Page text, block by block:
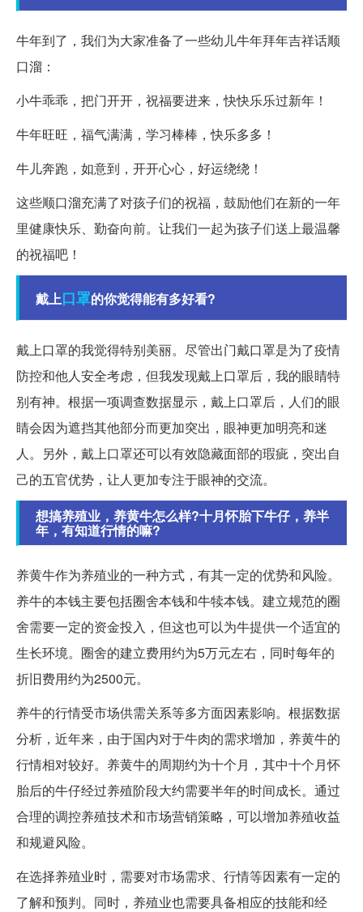
牛年到了，我们为大家准备了一些幼儿牛年拜年吉祥话顺
口溜：
小牛乖乖，把门开开，祝福要进来，快快乐乐过新年！
牛年旺旺，福气满满，学习棒棒，快乐多多！
牛儿奔跑，如意到，开开心心，好运绕绕！
这些顺口溜充满了对孩子们的祝福，鼓励他们在新的一年
里健康快乐、勤奋向前。让我们一起为孩子们送上最温馨
的祝福吧！
戴上口罩的你觉得能有多好看?
戴上口罩的我觉得特别美丽。尽管出门戴口罩是为了疫情
防控和他人安全考虑，但我发现戴上口罩后，我的眼睛特
别有神。根据一项调查数据显示，戴上口罩后，人们的眼
睛会因为遮挡其他部分而更加突出，眼神更加明亮和迷
人。另外，戴上口罩还可以有效隐藏面部的瑕疵，突出自
己的五官优势，让人更加专注于眼神的交流。
想搞养殖业，养黄牛怎么样?十月怀胎下牛仔，养半
年，有知道行情的嘛?
养黄牛作为养殖业的一种方式，有其一定的优势和风险。
养牛的本钱主要包括圈舍本钱和牛犊本钱。建立规范的圈
舍需要一定的资金投入，但这也可以为牛提供一个适宜的
生长环境。圈舍的建立费用约为5万元左右，同时每年的
折旧费用约为2500元。
养牛的行情受市场供需关系等多方面因素影响。根据数据
分析，近年来，由于国内对于牛肉的需求增加，养黄牛的
行情相对较好。养黄牛的周期约为十个月，其中十个月怀
胎后的牛仔经过养殖阶段大约需要半年的时间成长。通过
合理的调控养殖技术和市场营销策略，可以增加养殖收益
和规避风险。
在选择养殖业时，需要对市场需求、行情等因素有一定的
了解和预判。同时，养殖业也需要具备相应的技能和经